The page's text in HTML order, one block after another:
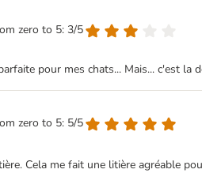
zero to 5: 3/5
pour mes chats... Mais... c'est
zero to 5: 5/5
Cela me fait une litière agréable